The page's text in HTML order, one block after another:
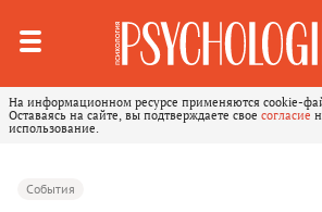
На информационном ресурсе применяются cookie-
Оставаясь на сайте, вы подтверждаете свое согласие
использование.
События